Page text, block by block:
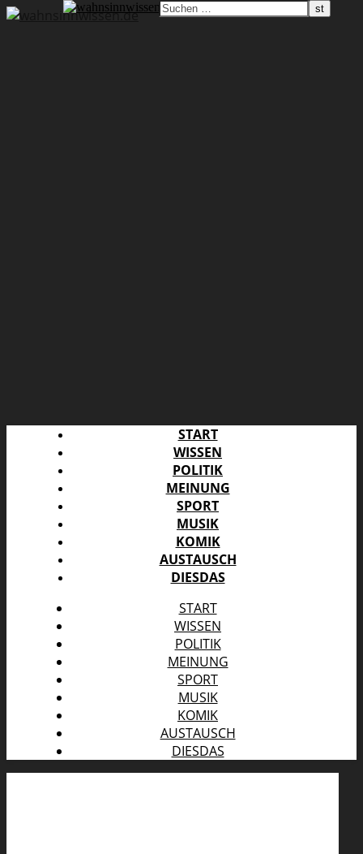
START
WISSEN
POLITIK
MEINUNG
SPORT
MUSIK
KOMIK
AUSTAUSCH
DIESDAS
START
WISSEN
POLITIK
MEINUNG
SPORT
MUSIK
KOMIK
AUSTAUSCH
DIESDAS